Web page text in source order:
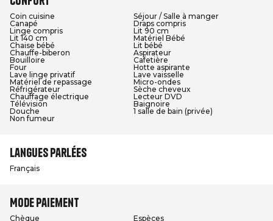
Coin cuisine
Séjour / Salle à manger
Canapé
Draps compris
Linge compris
Lit 90 cm
Lit 140 cm
Matériel Bébé
Chaise bébé
Lit bébé
Chauffe-biberon
Aspirateur
Bouilloire
Cafetière
Four
Hotte aspirante
Lave linge privatif
Lave vaisselle
Matériel de repassage
Micro-ondes
Réfrigérateur
Sèche cheveux
Chauffage électrique
Lecteur DVD
Télévision
Baignoire
Douche
1 salle de bain (privée)
Non fumeur
Langues parlées
Français
Mode paiement
Chèque Espèces